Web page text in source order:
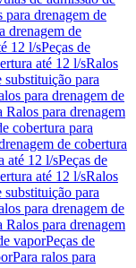
para drenagem de
drenagem de
12 l/sPeças de
até 12 l/sRalos
substituição para
para drenagem de
Ralos para drenagem
cobertura para
de cobertura
até 12 l/sPeças de
até 12 l/sRalos
substituição para
para drenagem de
Ralos para drenagem
vaporPeças de
Para ralos para